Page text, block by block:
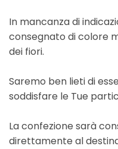
In mancanza di
consegnato di colore
dei fiori.
Saremo ben lieti di
soddisfare le Tue
La confezione sarà
direttamente al